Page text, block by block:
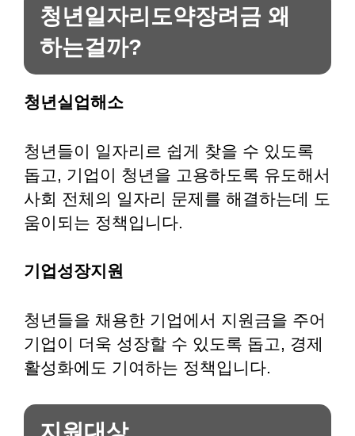
청년일자리도약장려금 왜
하는걸까?
청년실업해소
청년들이 일자리르 쉽게 찾을 수 있도록
돕고, 기업이 청년을 고용하도록 유도해서
사회 전체의 일자리 문제를 해결하는데 도
움이되는 정책입니다.
기업성장지원
청년들을 채용한 기업에서 지원금을 주어
기업이 더욱 성장할 수 있도록 돕고, 경제
활성화에도 기여하는 정책입니다.